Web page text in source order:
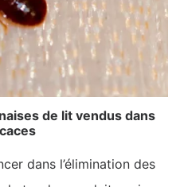
de lit vendus dans
dans l’élimination des